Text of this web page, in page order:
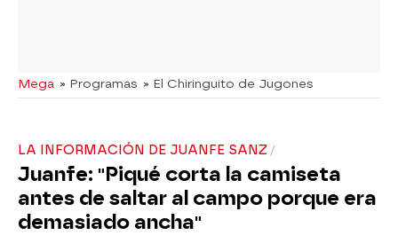
Mega » Programas » El Chiringuito de Jugones
LA INFORMACIÓN DE JUANFE SANZ
Juanfe: "Piqué corta la camiseta
antes de saltar al campo porque era
demasiado ancha"